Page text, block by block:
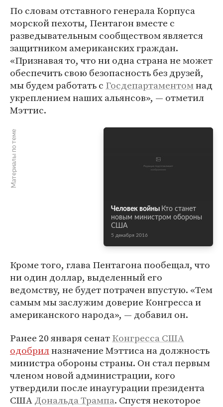
По словам отставного генерала Корпуса
морской пехоты, Пентагон вместе с
разведывательным сообществом является
защитником американских граждан.
«Признавая то, что ни одна страна не может
обеспечить свою безопасность без друзей,
мы будем работать с Госдепартаментомнад
укреплением наших альянсов», — отметил
Мэттис.
Материалы по теме
Человек войны Кто станет
новым министром обороны
США
5 декабря 2016
Кроме того, глава Пентагона пообещал, что
ни один доллар, выделенный его
ведомству, не будет потрачен впустую. «Тем
самым мы заслужим доверие Конгресса и
американского народа», — добавил он.
Ранее 20 января сенатКонгресса США
одобрилназначение Мэттиса на должность
министра обороны страны. Он стал первым
членом новой администрации, кого
утвердили после инаугурации президента
СШАДональда Трампа. Спустя некоторое